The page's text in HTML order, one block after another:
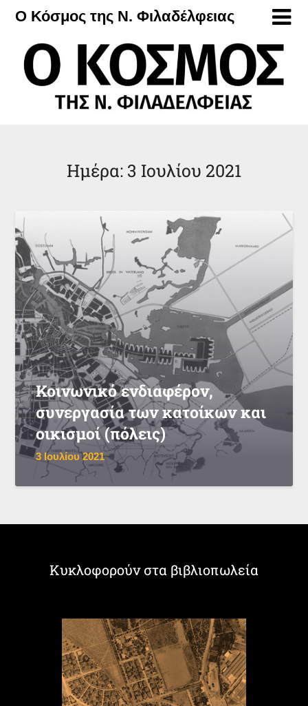
Μετάβαση
περιεχόμενο
Ο Κόσμος της Ν. Φιλαδέλφειας
Ημέρα: 3 Ιουλίου 2021
Κοινωνικό ενδιαφέρον,
συνεργασία των κατοίκων και
οικισμοί (πόλεις)
3 Ιουλίου 2021
Κυκλοφορούν στα βιβλιοπωλεία